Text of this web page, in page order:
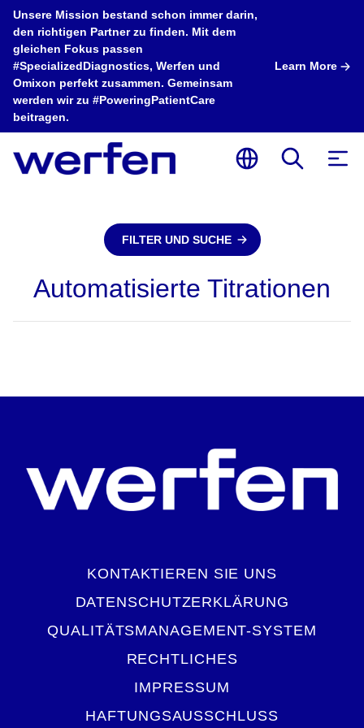
Unsere Mission bestand schon immer darin,
den richtigen Partner zu finden. Mit dem
gleichen Fokus passen
#SpecializedDiagnostics, Werfen und
Omixon perfekt zusammen. Gemeinsam
werden wir zu #PoweringPatientCare
beitragen.
Learn More
FILTER UND SUCHE
Automatisierte Titrationen
KONTAKTIEREN SIE UNS
DATENSCHUTZERKLÄRUNG
QUALITÄTSMANAGEMENT-SYSTEM
RECHTLICHES
IMPRESSUM
HAFTUNGSAUSSCHLUSS